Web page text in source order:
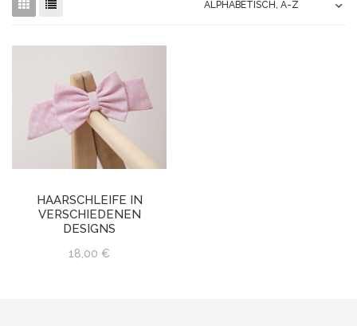
HAARSCHLEIFE IN
VERSCHIEDENEN
DESIGNS
18,00 €